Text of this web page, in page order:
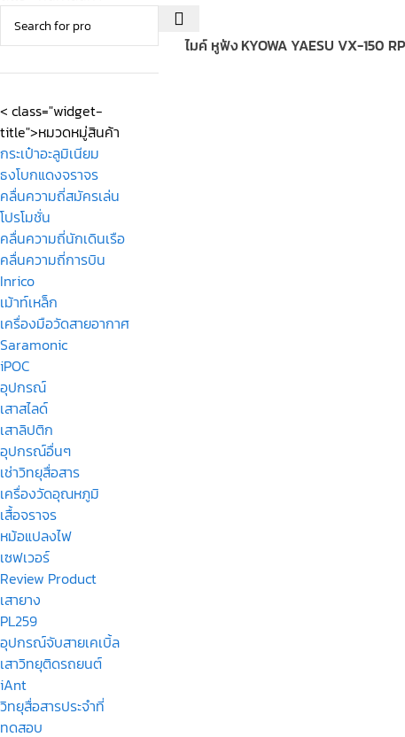
< class="widget-
title">หมวดหมู่สินค้า
กระเป๋าอะลูมิเนียม
ธงโบกแดงจราจร
คลื่นความถี่สมัครเล่น
โปรโมชั่น
คลื่นความถี่นักเดินเรือ
คลื่นความถี่การบิน
Inrico
เม้าท์เหล็ก
เครื่องมือวัดสายอากาศ
Saramonic
iPOC
อุปกรณ์
เสาสไลด์
เสาลิปติก
อุปกรณ์อื่นๆ
เช่าวิทยุสื่อสาร
เครื่องวัดอุณหภูมิ
เสื้อจราจร
หม้อแปลงไฟ
เซฟเวอร์
Review Product
เสายาง
PL259
อุปกรณ์จับสายเคเบิ้ล
เสาวิทยุติดรถยนต์
iAnt
วิทยุสื่อสารประจำที่
ทดสอบ
ไมค์ หูฟัง KYOWA YAESU VX-150